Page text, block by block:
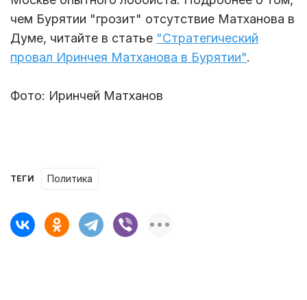
чем Бурятии "грозит" отсутствие Матханова в
Думе, читайте в статье "Стратегический
провал Иринчея Матханова в Бурятии".
Фото: Иринчей Матханов
ТЕГИ Политика